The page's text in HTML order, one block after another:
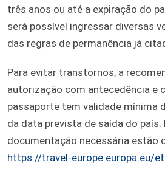
três anos ou até a expiração do
será possível ingressar diversas
das regras de permanência já
Para evitar transtornos, a
autorização com antecedência e
passaporte tem validade mínima
da data prevista de saída do
documentação necessária estão
https://travel-europe.europa.eu/